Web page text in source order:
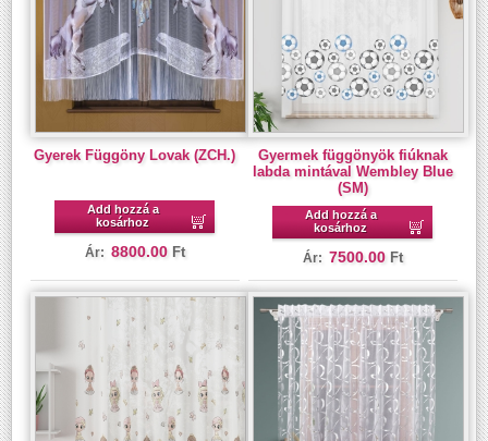
Gyerek Függöny Lovak (ZCH.)
Add hozzá a
kosárhoz
Ár: 8800.00 Ft
Gyermek függönyök fiúknak
labda mintával Wembley Blue
(SM)
Add hozzá a
kosárhoz
Ár: 7500.00 Ft